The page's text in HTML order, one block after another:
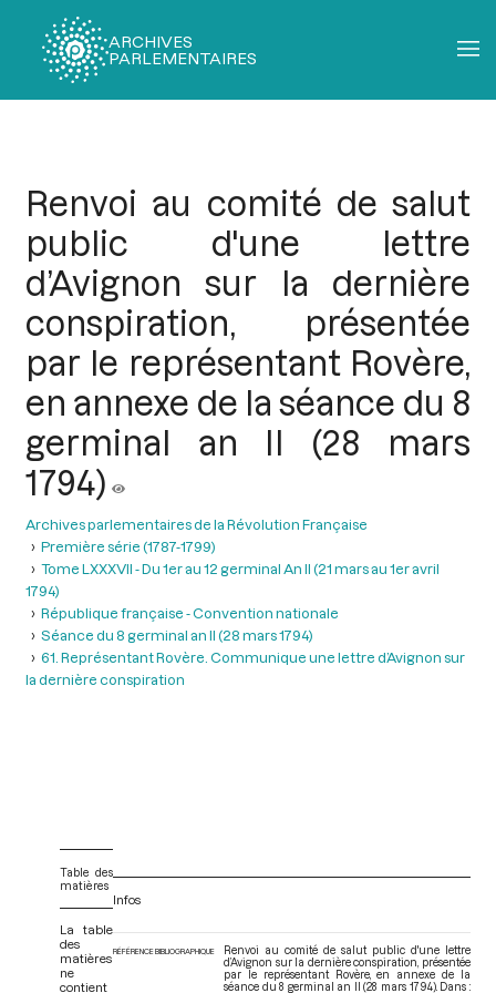
ARCHIVES
PARLEMENTAIRES
Renvoi au comité de salut
public d'une lettre
d’Avignon sur la dernière
conspiration, présentée
par le représentant Rovère,
en annexe de la séance du 8
germinal an II (28 mars
1794)
Archives parlementaires de la Révolution Française
Première série (1787-1799)
Tome LXXXVII - Du 1er au 12 germinal An II (21 mars au 1er avril
1794)
République française - Convention nationale
Séance du 8 germinal an II (28 mars 1794)
61. Représentant Rovère. Communique une lettre d’Avignon sur
la dernière conspiration
Table des
matières
La table
des
matières
ne
contient
Infos
RÉFÉRENCE BIBLIOGRAPHIQUE
Renvoi au comité de salut public d'une lettre
d’Avignon sur la dernière conspiration, présentée
par le représentant Rovère, en annexe de la
séance du 8 germinal an II (28 mars 1794). Dans :